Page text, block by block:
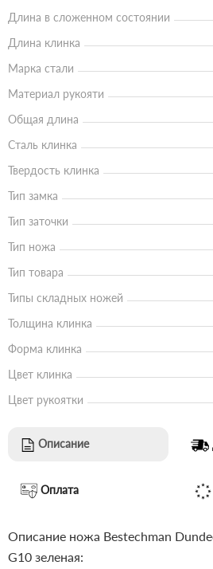
Длина в сложенном состоянии
Длина клинка
Марка стали
Материал рукояти
Общая длина
Сталь клинка
Твердость клинка
Тип замка
Тип заточки
Тип ножа
Тип товара
Типы складных ножей
Толщина клинка
Форма клинка
Цвет клинка
Цвет рукоятки
Описание
Оплата
Описание ножа Bestechman
G10 зеленая: